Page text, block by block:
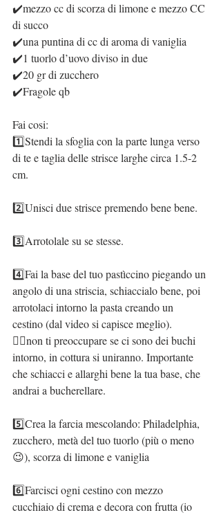
✔️mezzo cc di scorza di limone e mezzo CC
di succo
✔️una puntina di cc di aroma di vaniglia
✔️1 tuorlo d’uovo diviso in due
✔️20 gr di zucchero
✔️Fragole qb
Fai cosi:
1️⃣Stendi la sfoglia con la parte lunga verso
di te e taglia delle strisce larghe circa 1.5-2
cm.
2️⃣Unisci due strisce premendo bene bene.
3️⃣Arrotolale su se stesse.
4️⃣Fai la base del tuo pastìccino piegando un
angolo di una striscia, schiaccialo bene, poi
arrotolaci intorno la pasta creando un
cestino (dal video si capisce meglio).
👉🏻non ti preoccupare se ci sono dei buchi
intorno, in cottura si uniranno. Importante
che schiacci e allarghi bene la tua base, che
andrai a bucherellare.
5️⃣Crea la farcia mescolando: Philadelphia,
zucchero, metà del tuo tuorlo (più o meno
😉), scorza di limone e vaniglia
6️⃣Farcisci ogni cestino con mezzo
cucchiaio di crema e decora con frutta (io